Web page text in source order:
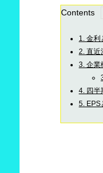
Contents
1.
金利
2. 直近
3. 企業
4. 四半
5. EPS